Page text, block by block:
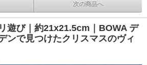
次の商品へ
遊び｜約21x21.5cm｜BOWA デ
ンで見つけたクリスマスのヴィ